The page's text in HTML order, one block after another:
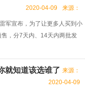
来源：
2020-04-09
军宣布，为了让更多人买到小
，分7天内、14天内两批发
就知道该选谁了 来源：
2020-04-09